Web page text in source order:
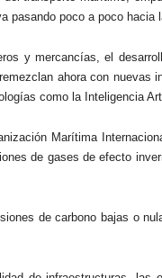
pasando poco a poco hacia
y mercancías, el
ahora con nuevas
como la Inteligencia
Marítima
de gases de efecto
de carbono bajas o